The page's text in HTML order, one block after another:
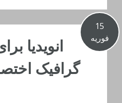
15
فوریه
انویدیا
گرافیک